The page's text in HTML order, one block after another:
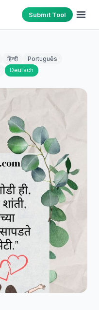
Submit Tool
हिन्दी
Português
Deutsch